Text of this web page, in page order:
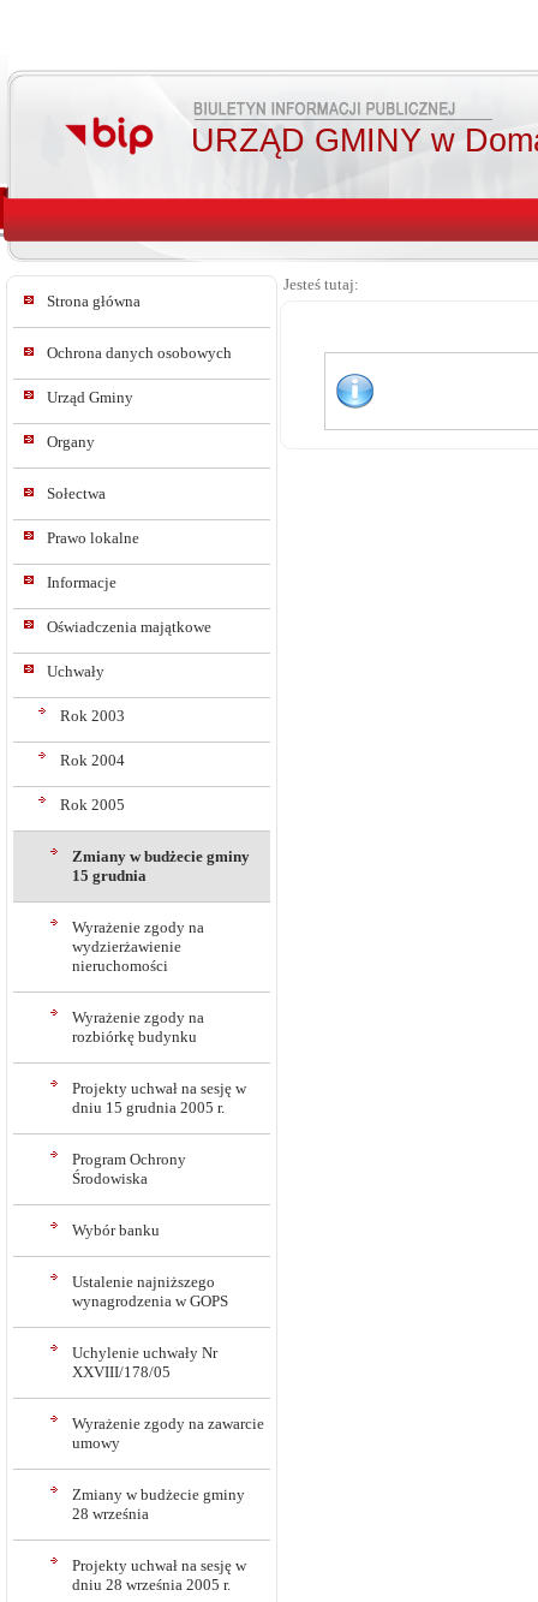
URZĄD GMINY w
Strona główna
Ochrona danych osobowych
Urząd Gminy
Organy
Sołectwa
Prawo lokalne
Informacje
Oświadczenia majątkowe
Uchwały
Rok 2003
Rok 2004
Rok 2005
Zmiany w budżecie gminy
15 grudnia
Wyrażenie zgody na
wydzierżawienie
nieruchomości
Wyrażenie zgody na
rozbiórkę budynku
Projekty uchwał na sesję w
dniu 15 grudnia 2005 r.
Program Ochrony
Środowiska
Wybór banku
Ustalenie najniższego
wynagrodzenia w GOPS
Uchylenie uchwały Nr
XXVIII/178/05
Wyrażenie zgody na zawarcie
umowy
Zmiany w budżecie gminy
28 września
Projekty uchwał na sesję w
dniu 28 września 2005 r.
Jesteś tutaj: